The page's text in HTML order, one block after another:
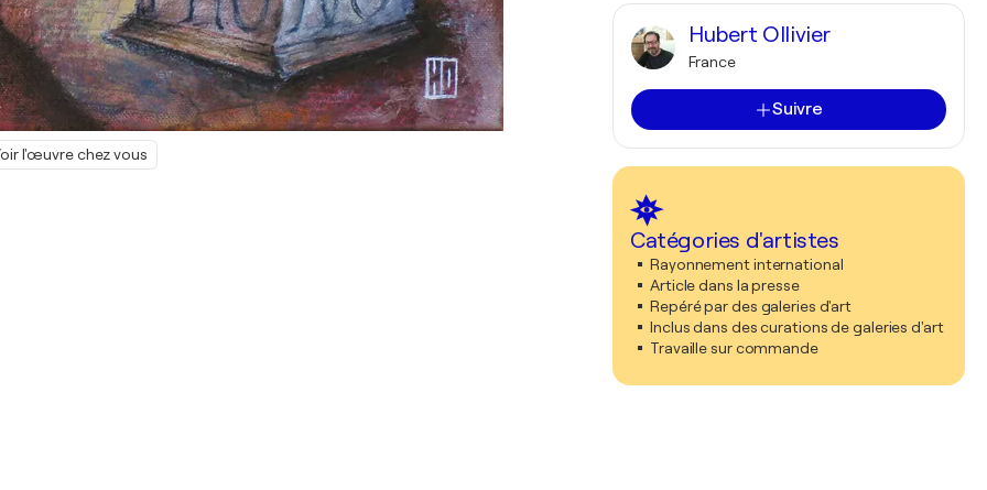
l'œuvre chez vous
Hubert Ollivier
France
Suivre
Catégories d'artistes
Rayonnement international
Article dans la presse
Repéré par des galeries d'art
Inclus dans des curations de galeries d'art
Travaille sur commande